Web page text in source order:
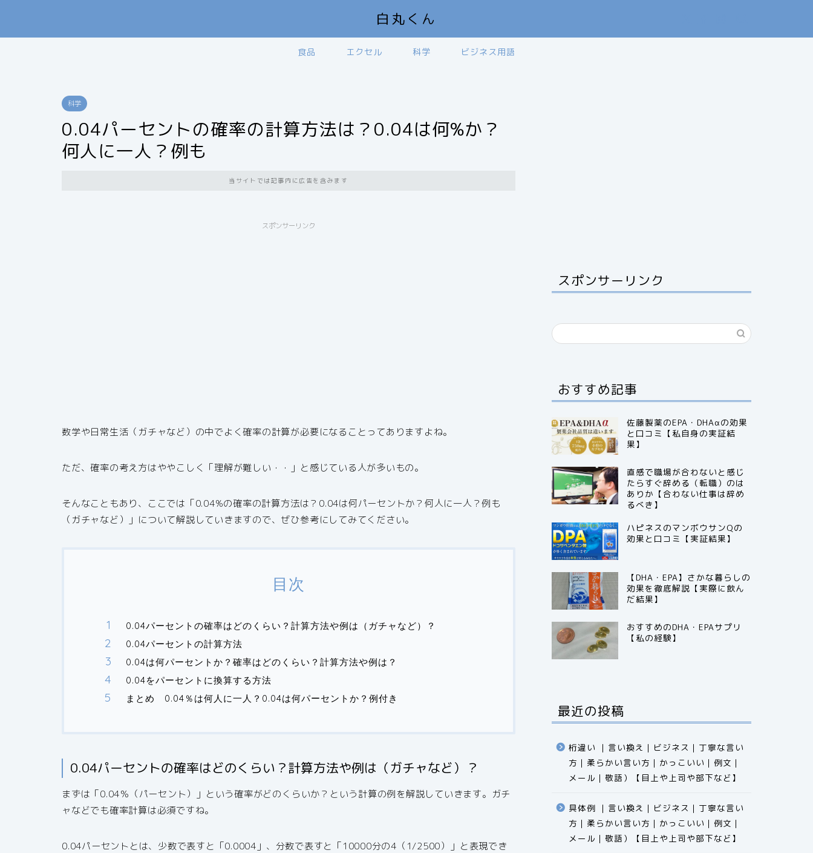
白丸くん
食品 エクセル 科学 ビジネス用語
科学
0.04パーセントの確率の計算方法は？0.04は何%か？
何人に一人？例も
当サイトでは記事内に広告を含みます
スポンサーリンク
数学や日常生活（ガチャなど）の中でよく確率の計算が必要になることってありますよね。
ただ、確率の考え方はややこしく「理解が難しい・・」と感じている人が多いもの。
そんなこともあり、ここでは「0.04%の確率の計算方法は？0.04は何パーセントか？何人に一人？例も
（ガチャなど）」について解説していきますので、ぜひ参考にしてみてください。
目次
0.04パーセントの確率はどのくらい？計算方法や例は（ガチャなど）？
0.04パーセントの計算方法
0.04は何パーセントか？確率はどのくらい？計算方法や例は？
0.04をパーセントに換算する方法
まとめ 0.04％は何人に一人？0.04は何パーセントか？例付き
0.04パーセントの確率はどのくらい？計算方法や例は（ガチャなど）？
まずは「0.04％（パーセント）」という確率がどのくらいか？という計算の例を解説していきます。ガチ
ャなどでも確率計算は必須ですね。
0.04パーセントとは、少数で表すと「0.0004」、分数で表すと「10000分の4（1/2500）」と表現でき
スポンサーリンク
おすすめ記事
佐藤製薬のEPA・DHAαの効果
と口コミ【私自身の実証結
果】
直感で職場が合わないと感じ
たらすぐ辞める（転職）のは
ありか【合わない仕事は辞め
るべき】
ハピネスのマンボウサンQの
効果と口コミ【実証結果】
【DHA・EPA】さかな暮らしの
効果を徹底解説【実際に飲ん
だ結果】
おすすめのDHA・EPAサプリ
【私の経験】
最近の投稿
桁違い ｜言い換え｜ビジネス｜丁寧な言い
方｜柔らかい言い方｜かっこいい｜例文｜
メール｜敬語）【目上や上司や部下など】​​​​​​​​​​​​​​​​
具体例 ｜言い換え｜ビジネス｜丁寧な言い
方｜柔らかい言い方｜かっこいい｜例文｜
メール｜敬語）【目上や上司や部下など】​​​​​​​​​​​​​​​​